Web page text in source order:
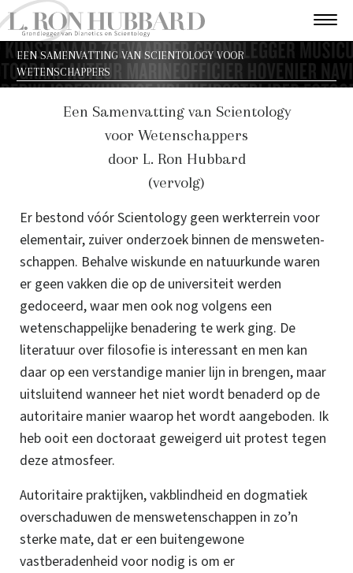
EEN SAMENVATTING VAN SCIENTOLOGY VOOR
WETENSCHAPPERS
Een Samenvatting van Scientology
voor Wetenschappers
door L. Ron Hubbard
(vervolg)
Er bestond vóór Scientology geen werkterrein voor
elementair, zuiver onderzoek binnen de mensweten­
schappen. Behalve wiskunde en natuurkunde waren
er geen vakken die op de universiteit werden
gedoceerd, waar men ook nog volgens een
wetenschappelijke benadering te werk ging. De
literatuur over filosofie is interessant en men kan
daar op een verstandige manier lijn in brengen, maar
uitsluitend wanneer het niet wordt benaderd op de
autoritaire manier waarop het wordt aangeboden. Ik
heb ooit een doctoraat geweigerd uit protest tegen
deze atmosfeer.
Autoritaire praktijken, vakblindheid en dogmatiek
overschaduwen de menswetenschappen in zo’n
sterke mate, dat er een buitengewone
vastberadenheid voor nodig is om er